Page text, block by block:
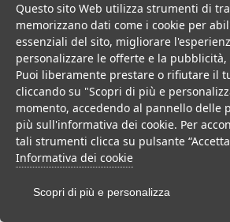
Sicilia > Cefalu
380 Camere
Hotel 4 stelle a Cefalù, con SPA e
di divertimento e di relax per tutta la
Resort Hotel
VEDI SU MAPPA
Questo sito Web utilizza strumenti di
memorizzano dati come i cookie per
essenziali del sito, migliorare
personalizzare le offerte e la
Puoi liberamente prestare o rifiutare il
cliccando su "Scopri di più e
momento, accedendo al pannello delle
più sull'informativa dei cookie. Per
tali strumenti clicca su pulsante
Informativa dei cookie
Scopri di più e personalizza